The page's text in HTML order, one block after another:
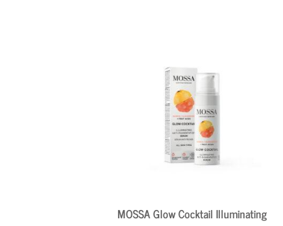
MOSSA Glow Cocktail Illuminating